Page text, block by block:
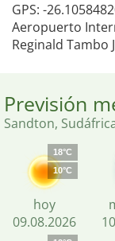
GPS: -
Aeropuerto
Reginald Tambo
Previsión
Sandton,
18°C
10°C
hoy
09.08.2026